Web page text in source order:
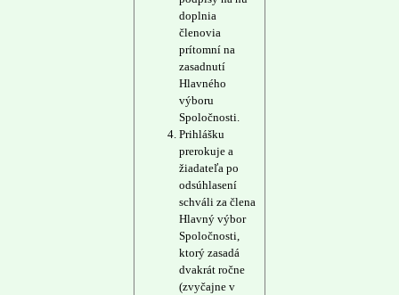
doplnia
členovia
prítomní na
zasadnutí
Hlavného
výboru
Spoločnosti.
Prihlášku
prerokuje a
žiadateľa po
odsúhlasení
schváli za člena
Hlavný výbor
Spoločnosti,
ktorý zasadá
dvakrát ročne
(zvyčajne v